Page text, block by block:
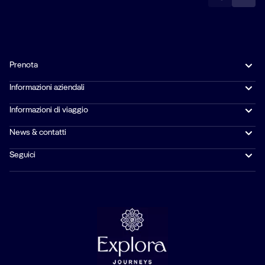
Prenota
Informazioni aziendali
Informazioni di viaggio
News & contatti
Seguici